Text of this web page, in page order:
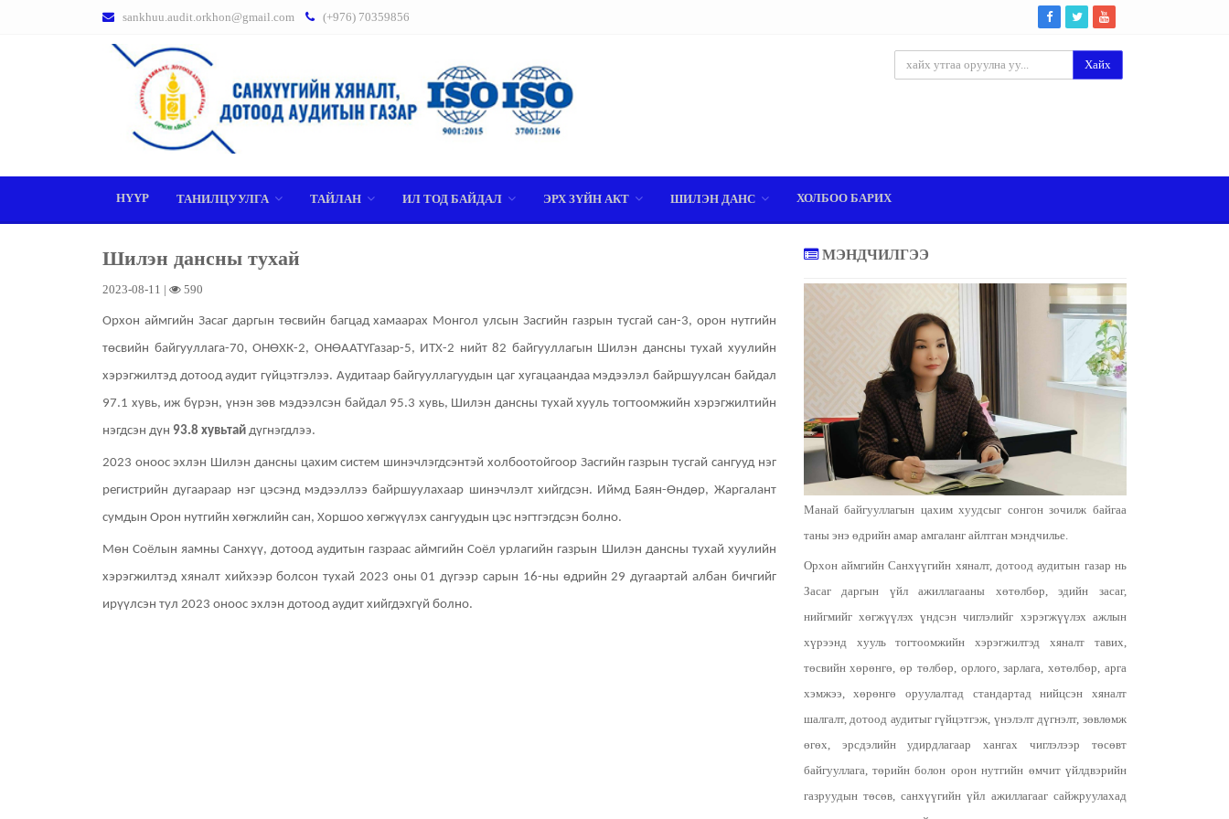
sankhuu.audit.orkhon@gmail.com (+976) 70359856
Хайх
НҮҮР ТАНИЛЦУУЛГА ТАЙЛАН ИЛ ТОД БАЙДАЛ ЭРХ ЗҮЙН АКТ ШИЛЭН ДАНС ХОЛБОО БАРИХ
Шилэн дансны тухай
2023-08-11 | 590
Орхон аймгийн Засаг даргын төсвийн багцад хамаарах Монгол улсын Засгийн газрын тусгай сан-3, орон нутгийн
төсвийн байгууллага-70, ОНӨХК-2, ОНӨААТҮГазар-5, ИТХ-2 нийт 82 байгууллагын Шилэн дансны тухай хуулийн
хэрэгжилтэд дотоод аудит гүйцэтгэлээ. Аудитаар байгууллагуудын цаг хугацаандаа мэдээлэл байршуулсан байдал
97.1 хувь, иж бүрэн, үнэн зөв мэдээлсэн байдал 95.3 хувь, Шилэн дансны тухай хууль тогтоомжийн хэрэгжилтийн
нэгдсэн дүн 93.8 хувьтай дүгнэгдлээ.
2023 оноос эхлэн Шилэн дансны цахим систем шинэчлэгдсэнтэй холбоотойгоор Засгийн газрын тусгай сангууд нэг
регистрийн дугаараар нэг цэсэнд мэдээллээ байршуулахаар шинэчлэлт хийгдсэн. Иймд Баян-Өндөр, Жаргалант
сумдын Орон нутгийн хөгжлийн сан, Хоршоо хөгжүүлэх сангуудын цэс нэгтгэгдсэн болно.
Мөн Соёлын яамны Санхүү, дотоод аудитын газраас аймгийн Соёл урлагийн газрын Шилэн дансны тухай хуулийн
хэрэгжилтэд хяналт хийхээр болсон тухай 2023 оны 01 дүгээр сарын 16-ны өдрийн 29 дугаартай албан бичгийг
ирүүлсэн тул 2023 оноос эхлэн дотоод аудит хийгдэхгүй болно.
МЭНДЧИЛГЭЭ
Манай байгууллагын цахим хуудсыг сонгон зочилж байгаа
таны энэ өдрийн амар амгаланг айлтган мэндчилье.
Орхон аймгийн Санхүүгийн хяналт, дотоод аудитын газар нь
Засаг даргын үйл ажиллагааны хөтөлбөр, эдийн засаг,
нийгмийг хөгжүүлэх үндсэн чиглэлийг хэрэгжүүлэх ажлын
хүрээнд хууль тогтоомжийн хэрэгжилтэд хяналт тавих,
төсвийн хөрөнгө, өр төлбөр, орлого, зарлага, хөтөлбөр, арга
хэмжээ, хөрөнгө оруулалтад стандартад нийцсэн хяналт
шалгалт, дотоод аудитыг гүйцэтгэж, үнэлэлт дүгнэлт, зөвлөмж
өгөх, эрсдэлийн удирдлагаар хангах чиглэлээр төсөвт
байгууллага, төрийн болон орон нутгийн өмчит үйлдвэрийн
газруудын төсөв, санхүүгийн үйл ажиллагааг сайжруулахад